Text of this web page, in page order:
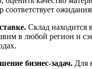
соответствует
Склад находится
в любой регион и
бизнес-задач. Для